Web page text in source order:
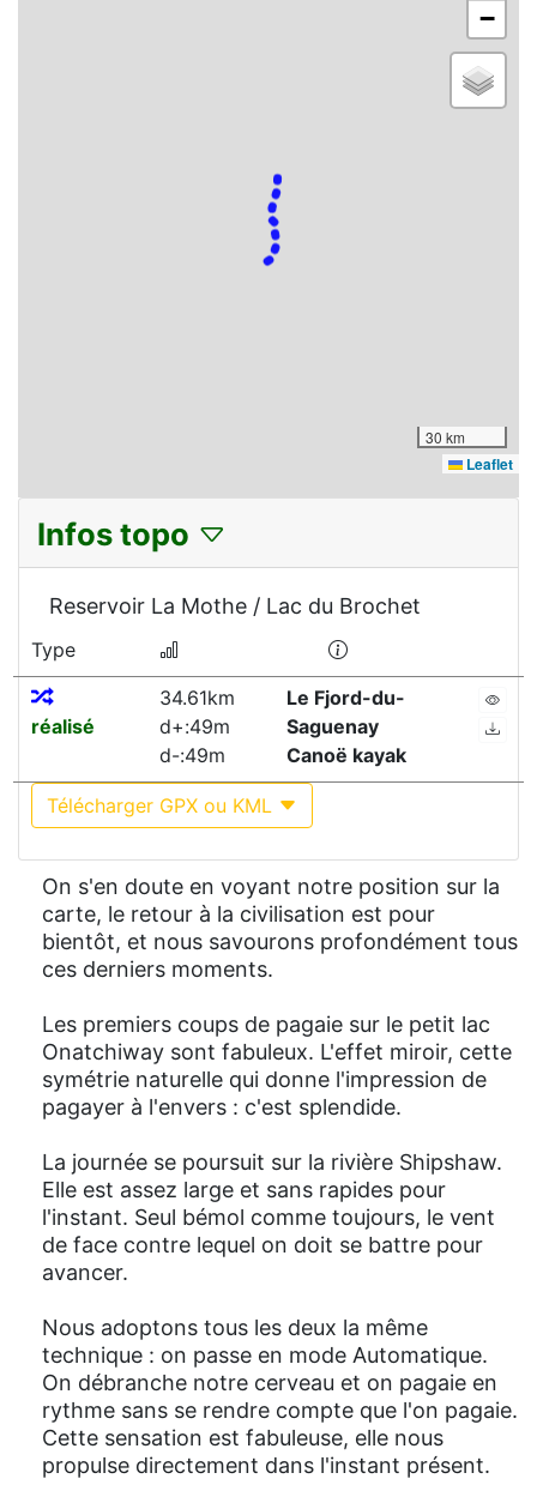
−
30 km
Leaflet
Infos topo
Reservoir La Mothe / Lac du Brochet
Type
réalisé
34.61km
d+:49m
d-:49m
Le Fjord-du-
Saguenay
Canoë kayak
Télécharger GPX ou KML
On s'en doute en voyant notre position sur la
carte, le retour à la civilisation est pour
bientôt, et nous savourons profondément tous
ces derniers moments.
Les premiers coups de pagaie sur le petit lac
Onatchiway sont fabuleux. L'effet miroir, cette
symétrie naturelle qui donne l'impression de
pagayer à l'envers : c'est splendide.
La journée se poursuit sur la rivière Shipshaw.
Elle est assez large et sans rapides pour
l'instant. Seul bémol comme toujours, le vent
de face contre lequel on doit se battre pour
avancer.
Nous adoptons tous les deux la même
technique : on passe en mode Automatique.
On débranche notre cerveau et on pagaie en
rythme sans se rendre compte que l'on pagaie.
Cette sensation est fabuleuse, elle nous
propulse directement dans l'instant présent.